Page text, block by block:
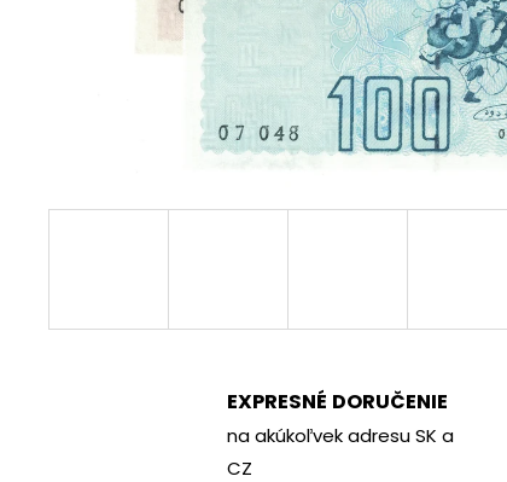
EXPRESNÉ DORUČENIE
na akúkoľvek adresu SK a
CZ
€70